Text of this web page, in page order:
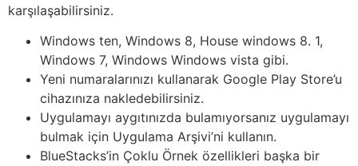
karşılaşabilirsiniz.
Windows ten, Windows 8, House windows 8. 1,
Windows 7, Windows Windows vista gibi.
Yeni numaralarınızı kullanarak Google Play Store’u
cihazınıza nakledebilirsiniz.
Uygulamayı aygıtınızda bulamıyorsanız uygulamayı
bulmak için Uygulama Arşivi’ni kullanın.
BlueStacks’in Çoklu Örnek özellikleri başka bir